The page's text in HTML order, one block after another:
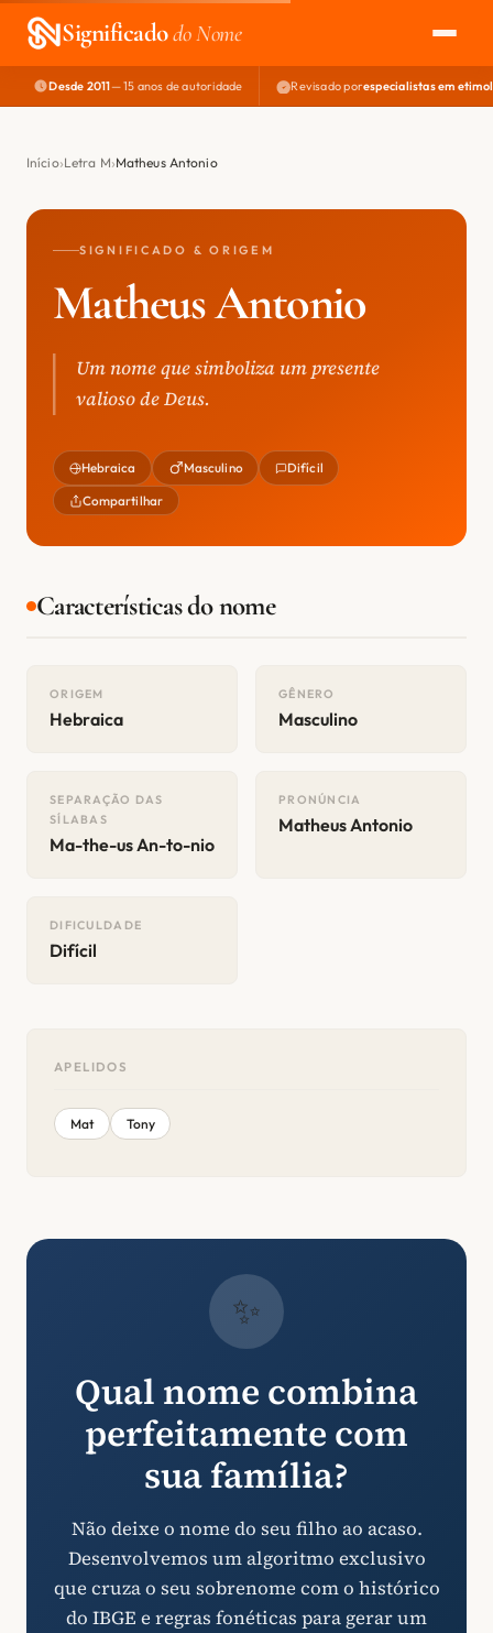
Significadodo Nome
EXPLORAR
NOME PERFEITO
Desde 2011— 15 anos de autoridade Revisado porespecialistas em
Início Letra M Matheus Antonio
SIGNIFICADO & ORIGEM
Matheus Antonio
Um nome que simboliza um presente
valioso de Deus.
Hebraica Masculino Difícil
Compartilhar
Características do nome
ORIGEM
Hebraica
GÊNERO
Masculino
SEPARAÇÃO DAS
SÍLABAS
Ma-the-us An-to-nio
PRONÚNCIA
Matheus Antonio
DIFICULDADE
Difícil
APELIDOS
Mat Tony
✨
Qual nome combina
perfeitamente com
sua família?
Não deixe o nome do seu filho ao acaso.
Desenvolvemos um algoritmo exclusivo
que cruza o seu sobrenome com o histórico
do IBGE e regras fonéticas para gerar um